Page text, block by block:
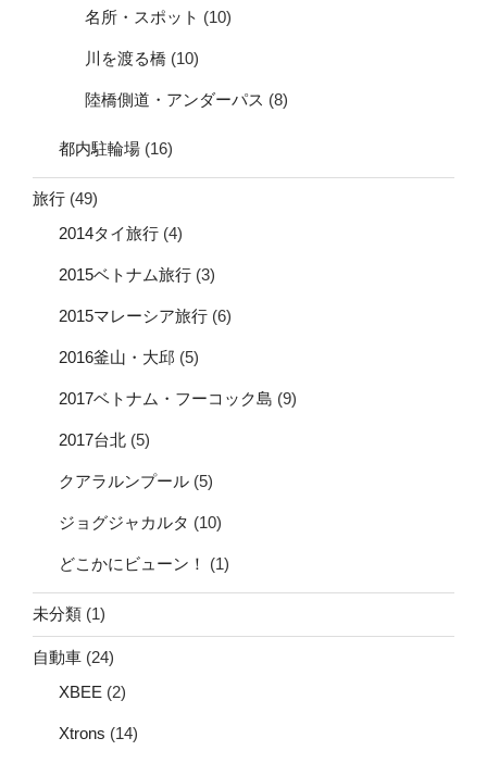
名所・スポット (10)
川を渡る橋 (10)
陸橋側道・アンダーパス (8)
都内駐輪場 (16)
旅行 (49)
2014タイ旅行 (4)
2015ベトナム旅行 (3)
2015マレーシア旅行 (6)
2016釜山・大邱 (5)
2017ベトナム・フーコック島 (9)
2017台北 (5)
クアラルンプール (5)
ジョグジャカルタ (10)
どこかにビューン！ (1)
未分類 (1)
自動車 (24)
XBEE (2)
Xtrons (14)